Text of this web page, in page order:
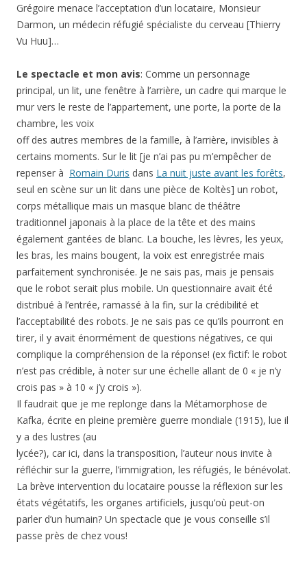
Grégoire menace l’acceptation d’un locataire, Monsieur
Darmon, un médecin réfugié spécialiste du cerveau [Thierry
Vu Huu]…
Le spectacle et mon avis: Comme un personnage
principal, un lit, une fenêtre à l’arrière, un cadre qui marque le
mur vers le reste de l’appartement, une porte, la porte de la
chambre, les voix
off des autres membres de la famille, à l’arrière, invisibles à
certains moments. Sur le lit [je n’ai pas pu m’empêcher de
repenser à Romain Duris dans La nuit juste avant les forêts,
seul en scène sur un lit dans une pièce de Koltès] un robot,
corps métallique mais un masque blanc de théâtre
traditionnel japonais à la place de la tête et des mains
également gantées de blanc. La bouche, les lèvres, les yeux,
les bras, les mains bougent, la voix est enregistrée mais
parfaitement synchronisée. Je ne sais pas, mais je pensais
que le robot serait plus mobile. Un questionnaire avait été
distribué à l’entrée, ramassé à la fin, sur la crédibilité et
l’acceptabilité des robots. Je ne sais pas ce qu’ils pourront en
tirer, il y avait énormément de questions négatives, ce qui
complique la compréhension de la réponse! (ex fictif: le robot
n’est pas crédible, à noter sur une échelle allant de 0 « je n’y
crois pas » à 10 « j’y crois »).
Il faudrait que je me replonge dans la Métamorphose de
Kafka, écrite en pleine première guerre mondiale (1915), lue il
y a des lustres (au
lycée?), car ici, dans la transposition, l’auteur nous invite à
réfléchir sur la guerre, l’immigration, les réfugiés, le bénévolat.
La brève intervention du locataire pousse la réflexion sur les
états végétatifs, les organes artificiels, jusqu’où peut-on
parler d’un humain? Un spectacle que je vous conseille s’il
passe près de chez vous!